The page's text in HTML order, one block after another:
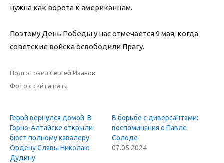
нужна как ворота к американцам.
Поэтому День Победы у нас отмечается 9 мая, когда
советские войска освободили Прагу.
Подготовил Сергей Иванов
Фото с сайта ria.ru
Герой вернулся домой. В
Горно-Алтайске открыли
бюст полному кавалеру
Ордену Славы Николаю
Дудину
В борьбе с диверсантами:
воспоминания о Павле
Солоде
07.05.2024